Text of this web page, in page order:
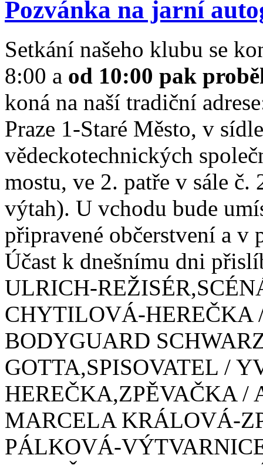
Pozvánka na jarní
Setkání našeho klubu se
8:00 a od 10:00 pak
koná na naší tradiční
Praze 1-Staré Město, v
vědeckotechnických
mostu, ve 2. patře v sále
výtah). U vchodu bude
připravené občerstvení a
Účast k dnešnímu dni
ULRICH-
CHYTILOVÁ-HEREČKA
BODYGUARD
GOTTA,SPISOVATEL /
HEREČKA,ZPĚVAČKA /
MARCELA KRÁLOVÁ-
PÁLKOVÁ-